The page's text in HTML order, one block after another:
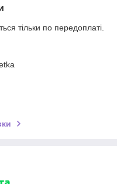
тільки по передоплаті.